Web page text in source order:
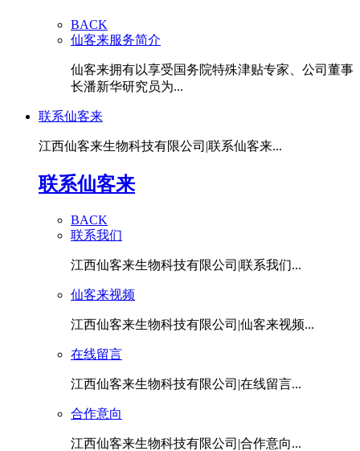
BACK
仙客来服务简介
仙客来拥有以享受国务院特殊津贴专家、公司董事
长潘新华研究员为...
联系仙客来
江西仙客来生物科技有限公司|联系仙客来...
联系仙客来
BACK
联系我们
江西仙客来生物科技有限公司|联系我们...
仙客来视频
江西仙客来生物科技有限公司|仙客来视频...
在线留言
江西仙客来生物科技有限公司|在线留言...
合作意向
江西仙客来生物科技有限公司|合作意向...